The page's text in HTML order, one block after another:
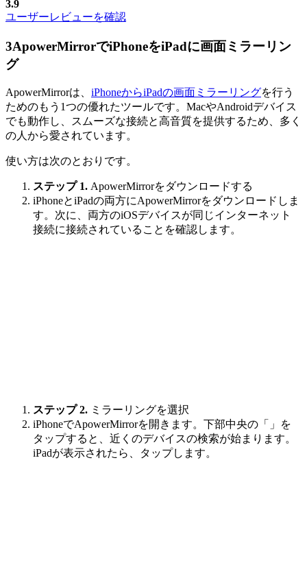
3.9
ユーザーレビューを確認
3ApowerMirrorでiPhoneをiPadに画面ミラーリン
グ
ApowerMirrorは、 iPhoneからiPadの画面ミラーリングを行う
ためのもう1つの優れたツールです。MacやAndroidデバイス
でも動作し、スムーズな接続と高音質を提供するため、多く
の人から愛されています。
使い方は次のとおりです。
ステップ 1. ApowerMirrorをダウンロードする
iPhoneとiPadの両方にApowerMirrorをダウンロードしま
す。次に、両方のiOSデバイスが同じインターネット
接続に接続されていることを確認します。
ステップ 2. ミラーリングを選択
iPhoneでApowerMirrorを開きます。下部中央の「」を
タップすると、近くのデバイスの検索が始まります。
iPadが表示されたら、タップします。